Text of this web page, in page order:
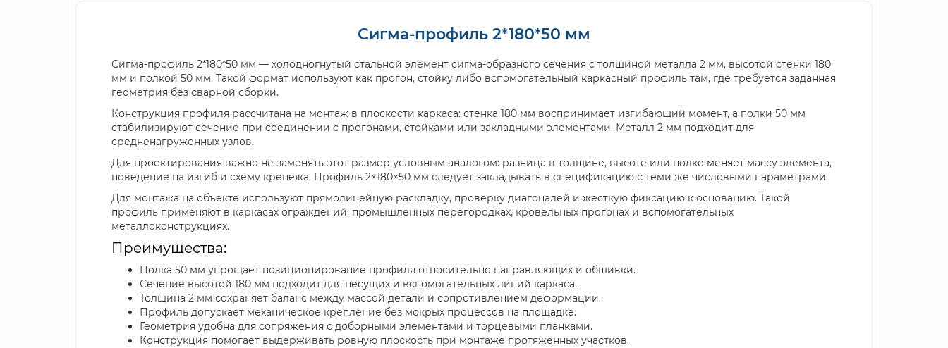
Сигма-профиль 2*180*50 мм
Сигма-профиль 2*180*50 мм — холодногнутый стальной элемент сигма-образного сечения с толщиной металла 2 мм, высотой стенки 180
мм и полкой 50 мм. Такой формат используют как прогон, стойку либо вспомогательный каркасный профиль там, где требуется заданная
геометрия без сварной сборки.
Конструкция профиля рассчитана на монтаж в плоскости каркаса: стенка 180 мм воспринимает изгибающий момент, а полки 50 мм
стабилизируют сечение при соединении с прогонами, стойками или закладными элементами. Металл 2 мм подходит для
средненагруженных узлов.
Для проектирования важно не заменять этот размер условным аналогом: разница в толщине, высоте или полке меняет массу элемента,
поведение на изгиб и схему крепежа. Профиль 2×180×50 мм следует закладывать в спецификацию с теми же числовыми параметрами.
Для монтажа на объекте используют прямолинейную раскладку, проверку диагоналей и жесткую фиксацию к основанию. Такой
профиль применяют в каркасах ограждений, промышленных перегородках, кровельных прогонах и вспомогательных
металлоконструкциях.
Преимущества:
Полка 50 мм упрощает позиционирование профиля относительно направляющих и обшивки.
Сечение высотой 180 мм подходит для несущих и вспомогательных линий каркаса.
Толщина 2 мм сохраняет баланс между массой детали и сопротивлением деформации.
Профиль допускает механическое крепление без мокрых процессов на площадке.
Геометрия удобна для сопряжения с доборными элементами и торцевыми планками.
Конструкция помогает выдерживать ровную плоскость при монтаже протяженных участков.